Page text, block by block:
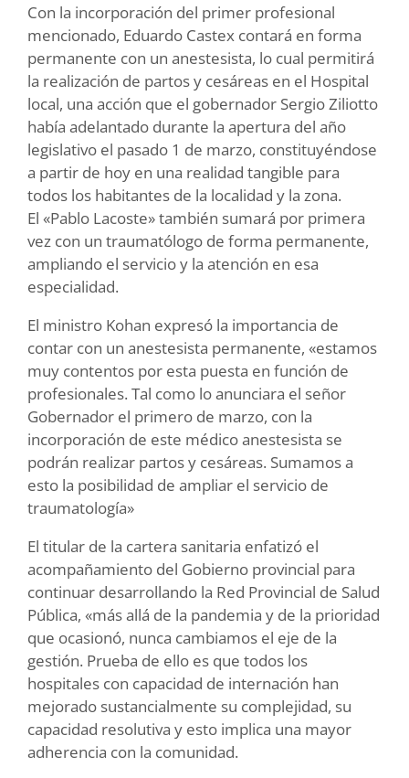
Con la incorporación del primer profesional
mencionado, Eduardo Castex contará en forma
permanente con un anestesista, lo cual permitirá
la realización de partos y cesáreas en el Hospital
local, una acción que el gobernador Sergio Ziliotto
había adelantado durante la apertura del año
legislativo el pasado 1 de marzo, constituyéndose
a partir de hoy en una realidad tangible para
todos los habitantes de la localidad y la zona.
El «Pablo Lacoste» también sumará por primera
vez con un traumatólogo de forma permanente,
ampliando el servicio y la atención en esa
especialidad.
El ministro Kohan expresó la importancia de
contar con un anestesista permanente, «estamos
muy contentos por esta puesta en función de
profesionales. Tal como lo anunciara el señor
Gobernador el primero de marzo, con la
incorporación de este médico anestesista se
podrán realizar partos y cesáreas. Sumamos a
esto la posibilidad de ampliar el servicio de
traumatología»
El titular de la cartera sanitaria enfatizó el
acompañamiento del Gobierno provincial para
continuar desarrollando la Red Provincial de Salud
Pública, «más allá de la pandemia y de la prioridad
que ocasionó, nunca cambiamos el eje de la
gestión. Prueba de ello es que todos los
hospitales con capacidad de internación han
mejorado sustancialmente su complejidad, su
capacidad resolutiva y esto implica una mayor
adherencia con la comunidad.